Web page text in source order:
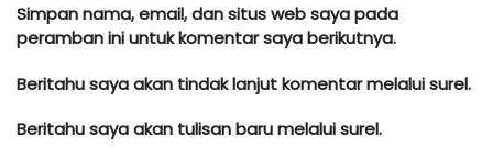
Simpan nama, email, dan situs web saya pada
peramban ini untuk komentar saya berikutnya.
Beritahu saya akan tindak lanjut komentar melalui surel.
Beritahu saya akan tulisan baru melalui surel.